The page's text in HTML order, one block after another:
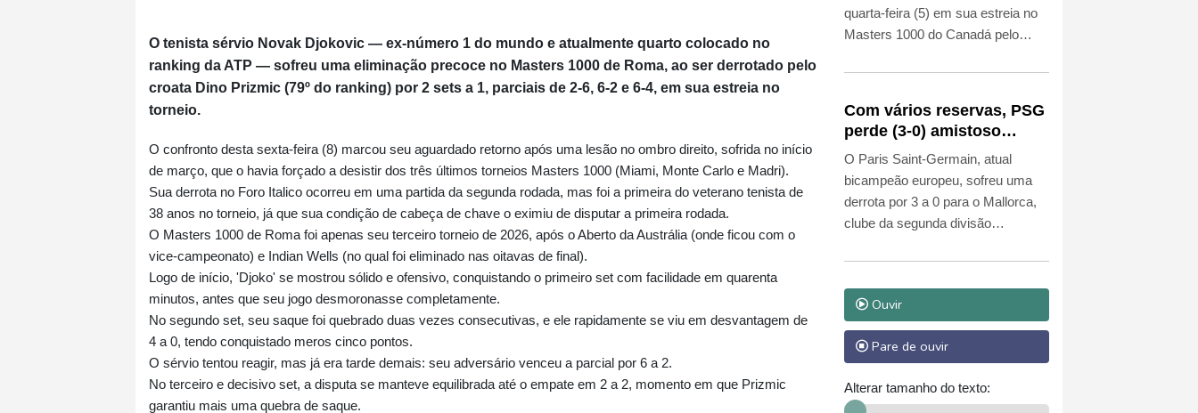
O tenista sérvio Novak Djokovic — ex-número 1 do mundo e atualmente quarto colocado no
ranking da ATP — sofreu uma eliminação precoce no Masters 1000 de Roma, ao ser derrotado pelo
croata Dino Prizmic (79º do ranking) por 2 sets a 1, parciais de 2-6, 6-2 e 6-4, em sua estreia no
torneio.
O confronto desta sexta-feira (8) marcou seu aguardado retorno após uma lesão no ombro direito, sofrida no início
de março, que o havia forçado a desistir dos três últimos torneios Masters 1000 (Miami, Monte Carlo e Madri).
Sua derrota no Foro Italico ocorreu em uma partida da segunda rodada, mas foi a primeira do veterano tenista de
38 anos no torneio, já que sua condição de cabeça de chave o eximiu de disputar a primeira rodada.
O Masters 1000 de Roma foi apenas seu terceiro torneio de 2026, após o Aberto da Austrália (onde ficou com o
vice-campeonato) e Indian Wells (no qual foi eliminado nas oitavas de final).
Logo de início, 'Djoko' se mostrou sólido e ofensivo, conquistando o primeiro set com facilidade em quarenta
minutos, antes que seu jogo desmoronasse completamente.
No segundo set, seu saque foi quebrado duas vezes consecutivas, e ele rapidamente se viu em desvantagem de
4 a 0, tendo conquistado meros cinco pontos.
O sérvio tentou reagir, mas já era tarde demais: seu adversário venceu a parcial por 6 a 2.
No terceiro e decisivo set, a disputa se manteve equilibrada até o empate em 2 a 2, momento em que Prizmic
garantiu mais uma quebra de saque.
quarta-feira (5) em sua estreia no
Masters 1000 do Canadá pelo
venceu com parciais de 6-7 (7/3),
Com vários reservas, PSG
perde (3-0) amistoso
contra o Mallorca, da 2ª
divisão espanhola
O Paris Saint-Germain, atual
bicampeão europeu, sofreu uma
derrota por 3 a 0 para o Mallorca,
clube da segunda divisão
de preparação, nesta quarta-feira
(5), no estádio Son Moix, em
Palma.Ouvir
Pare de ouvir
Alterar tamanho do texto: